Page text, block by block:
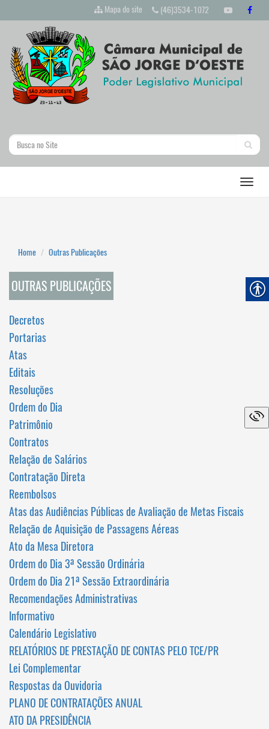
Mapa do site (46)3534-1072
Home Outras Publicações
OUTRAS PUBLICAÇÕES
Decretos
Portarias
Atas
Editais
Resoluções
Ordem do Dia
Patrimônio
Contratos
Relação de Salários
Contratação Direta
Reembolsos
Atas das Audiências Públicas de Avaliação de Metas Fiscais
Relação de Aquisição de Passagens Aéreas
Ato da Mesa Diretora
Ordem do Dia 3ª Sessão Ordinária
Ordem do Dia 21ª Sessão Extraordinária
Recomendações Administrativas
Informativo
Calendário Legislativo
RELATÓRIOS DE PRESTAÇÃO DE CONTAS PELO TCE/PR
Lei Complementar
Respostas da Ouvidoria
PLANO DE CONTRATAÇÕES ANUAL
ATO DA PRESIDÊNCIA